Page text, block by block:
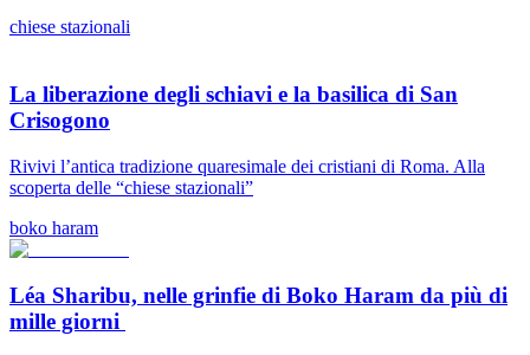
chiese stazionali
La liberazione degli schiavi e la basilica di San
Crisogono
Rivivi l’antica tradizione quaresimale dei cristiani di Roma. Alla
scoperta delle “chiese stazionali”
boko haram
Léa Sharibu, nelle grinfie di Boko Haram da più di
mille giorni